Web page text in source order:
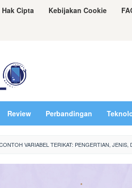
Hak Cipta Kebijakan Cookie
Review Perbandingan
VARIABEL TERIKAT: PENGERTIAN, JENIS,